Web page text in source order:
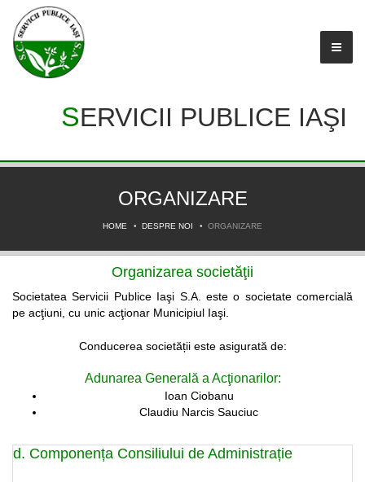
SERVICII PUBLICE IAŞI
ORGANIZARE
HOME DESPRE NOI ORGANIZARE
Organizarea societăţii
Societatea Servicii Publice Iaşi S.A. este o societate comercială
pe acţiuni, cu unic acţionar Municipiul Iaşi.
Conducerea societății este asigurată de:
Adunarea Generală a Acţionarilor:
Ioan Ciobanu
Claudiu Narcis Sauciuc
d. Componența Consiliului de Administrație